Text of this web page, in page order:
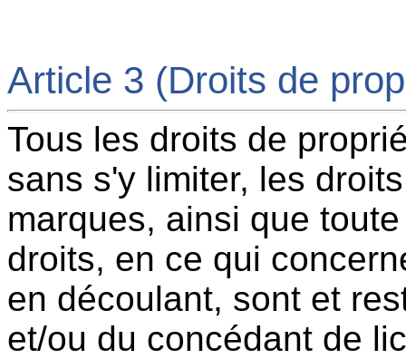
Article 3 (Droits de
Tous les droits de
sans s'y limiter, les
marques, ainsi que
droits, en ce qui
en découlant, sont et
et/ou du concédant de